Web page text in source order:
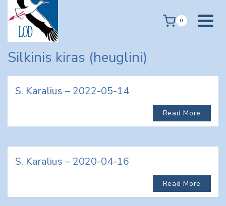
content
0
Silkinis kiras (heuglini)
S. Karalius – 2022-05-14
Read More
S. Karalius – 2020-04-16
Read More